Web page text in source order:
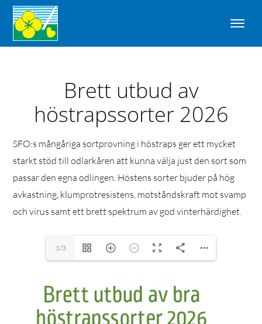
Brett utbud av
höstrapssorter 2026
SFO:s mångåriga sortprovning i höstraps ger ett mycket
starkt stöd till odlarkåren att kunna välja just den sort som
passar den egna odlingen. Höstens sorter bjuder på hög
avkastning, klumprotresistens, motståndskraft mot svamp
och virus samt ett brett spektrum av god vinterhärdighet.
1/3